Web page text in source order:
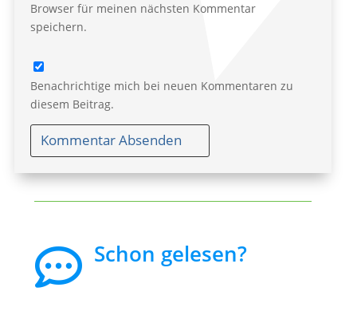
Browser für meinen nächsten Kommentar
speichern.
Benachrichtige mich bei neuen Kommentaren zu
diesem Beitrag.
Kommentar Absenden
 Schon gelesen?